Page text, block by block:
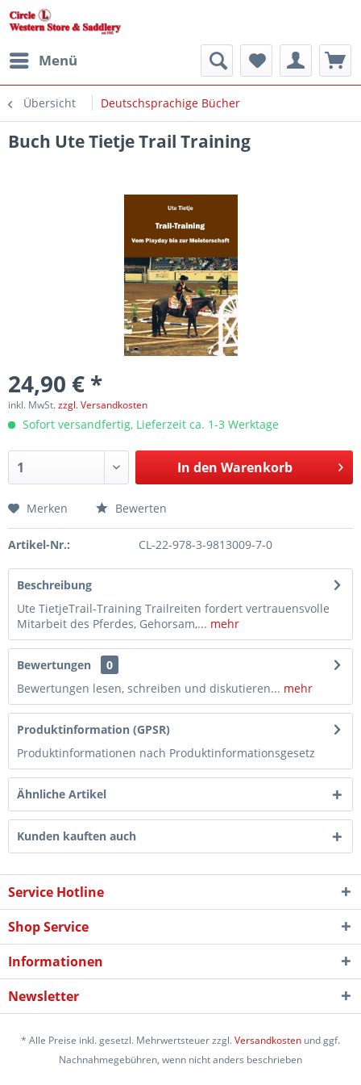
Menü
Übersicht Deutschsprachige Bücher
Buch Ute Tietje Trail Training
24,90 € *
inkl. MwSt.zzgl. Versandkosten
Sofort versandfertig, Lieferzeit ca. 1-3 Werktage
In den Warenkorb
Merken Bewerten
Artikel-Nr.: CL-22-978-3-9813009-7-0
Beschreibung
Ute TietjeTrail-Training Trailreiten fordert vertrauensvolle
Mitarbeit des Pferdes, Gehorsam,... mehr
Bewertungen
0
Bewertungen lesen, schreiben und diskutieren... mehr
Produktinformation (GPSR)
Produktinformationen nach Produktinformationsgesetz
Ähnliche Artikel
Kunden kauften auch
Service Hotline
Shop Service
Informationen
Newsletter
* Alle Preise inkl. gesetzl. Mehrwertsteuer zzgl.Versandkosten und ggf.
Nachnahmegebühren, wenn nicht anders beschrieben